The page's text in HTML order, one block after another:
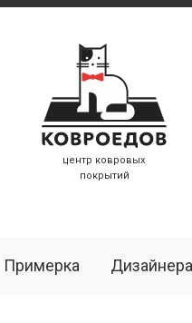
центр ковровых
покрытий
Примерка